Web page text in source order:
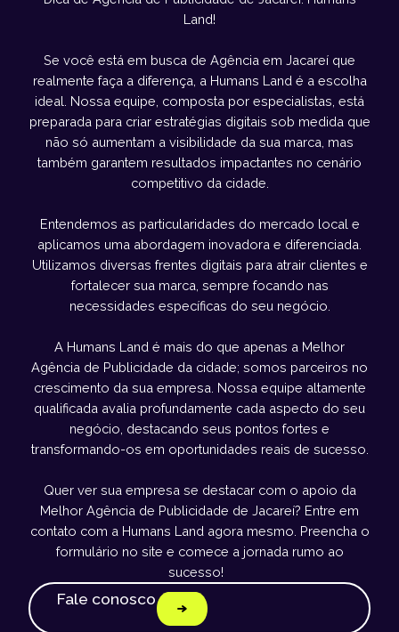
Land!
Se você está em busca de Agência em Jacareí que
realmente faça a diferença, a Humans Land é a escolha
ideal. Nossa equipe, composta por especialistas, está
preparada para criar estratégias digitais sob medida que
não só aumentam a visibilidade da sua marca, mas
também garantem resultados impactantes no cenário
competitivo da cidade.
Entendemos as particularidades do mercado local e
aplicamos uma abordagem inovadora e diferenciada.
Utilizamos diversas frentes digitais para atrair clientes e
fortalecer sua marca, sempre focando nas
necessidades específicas do seu negócio.
A Humans Land é mais do que apenas a Melhor
Agência de Publicidade da cidade; somos parceiros no
crescimento da sua empresa. Nossa equipe altamente
qualificada avalia profundamente cada aspecto do seu
negócio, destacando seus pontos fortes e
transformando-os em oportunidades reais de sucesso.
Quer ver sua empresa se destacar com o apoio da
Melhor Agência de Publicidade de Jacareí? Entre em
contato com a Humans Land agora mesmo. Preencha o
formulário no site e comece a jornada rumo ao
sucesso!
Fale conosco